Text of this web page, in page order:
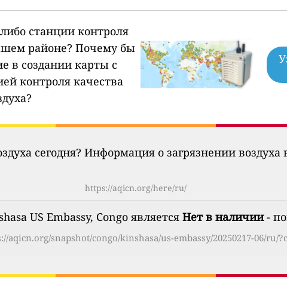
станции контроля
районе? Почему бы
в создании карты с
контроля качества
сегодня? Информация о загрязнении
https://aqicn.org/here/ru/
US Embassy, Congo является Нет в наличии-
aqicn.org/snapshot/congo/kinshasa/us-embassy/20250217-06/ru/